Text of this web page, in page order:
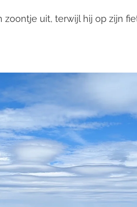
zoontje uit, terwijl hij op zijn